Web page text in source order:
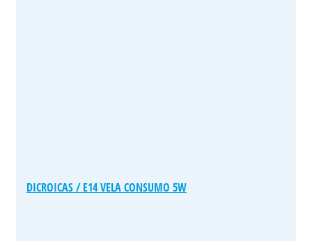
DICROICAS / E14 VELA CONSUMO 5W